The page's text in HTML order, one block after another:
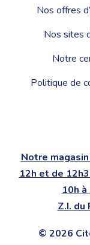
Nos offres
Nos sites
Notre
Politique de
Notre
12h et de
10h
Z.I. du
© 2026